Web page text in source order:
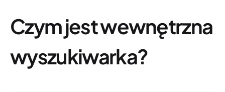
Czym jest wewnętrzna
wyszukiwarka?